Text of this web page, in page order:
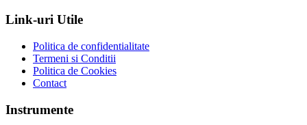
Link-uri Utile
Politica de confidentialitate
Termeni si Conditii
Politica de Cookies
Contact
Instrumente